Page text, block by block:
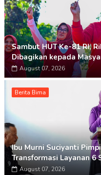
Sambut HUT Ke-81 RI,
Dibagikan kepada
August 07, 2026
Berita Bima
Ibu Murni Suciyanti
Transformasi Layanan 6
August 07, 2026